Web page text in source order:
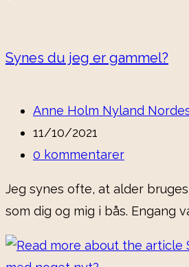
Synes du jeg er gammel?
Anne Holm Nyland
11/10/2021
0 kommentarer
Jeg synes ofte, at alder
som dig og mig i bås. Engang